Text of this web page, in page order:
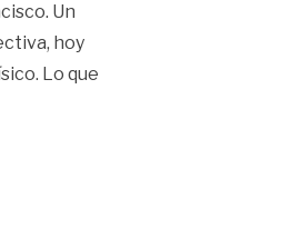
Un
hoy
Lo que